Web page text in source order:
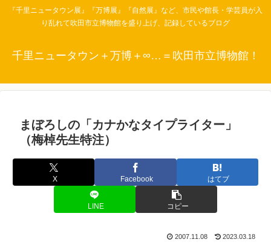
『千里ニュータウン展』『万博展』『自然展』など、市民や館長・学芸員が入
り乱れて吹田市立博物館を盛り上げ、記録しているブログ
千里ニュータウン＋万博＋∞…＝吹田市立博物館！
まぼろしの「カナかなタイプライター」
（梅棹先生特注）
X Facebook はてブ
LINE コピー
2007.11.08 2023.03.18